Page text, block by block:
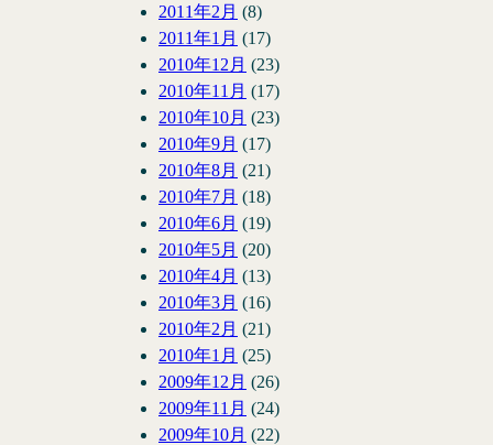
2011年2月 (8)
2011年1月 (17)
2010年12月 (23)
2010年11月 (17)
2010年10月 (23)
2010年9月 (17)
2010年8月 (21)
2010年7月 (18)
2010年6月 (19)
2010年5月 (20)
2010年4月 (13)
2010年3月 (16)
2010年2月 (21)
2010年1月 (25)
2009年12月 (26)
2009年11月 (24)
2009年10月 (22)